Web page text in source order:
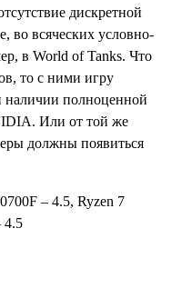
дискретной
во всяческих условно-
в World of Tanks. Что
то с ними игру
наличии полноценной
Или от той же
должны появиться
– 4.5, Ryzen 7
4.5